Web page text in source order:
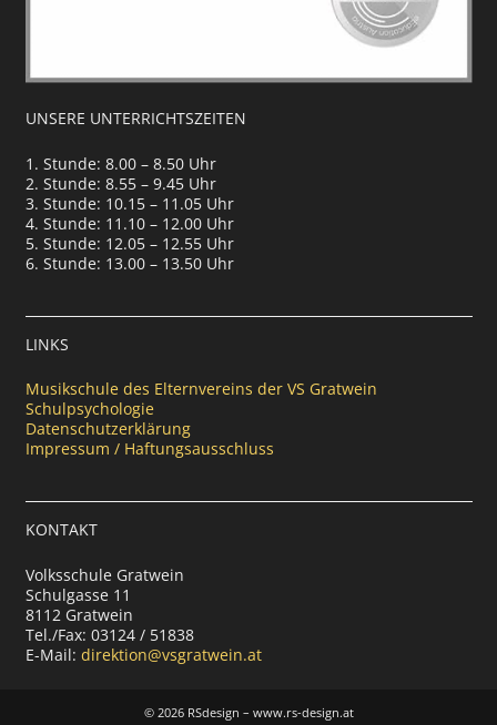
UNSERE UNTERRICHTSZEITEN
1. Stunde: 8.00 – 8.50 Uhr
2. Stunde: 8.55 – 9.45 Uhr
3. Stunde: 10.15 – 11.05 Uhr
4. Stunde: 11.10 – 12.00 Uhr
5. Stunde: 12.05 – 12.55 Uhr
6. Stunde: 13.00 – 13.50 Uhr
LINKS
Musikschule des Elternvereins der VS Gratwein
Schulpsychologie
Datenschutzerklärung
Impressum / Haftungsausschluss
KONTAKT
Volksschule Gratwein
Schulgasse 11
8112 Gratwein
Tel./Fax: 03124 / 51838
E-Mail: direktion@vsgratwein.at
© 2026 RSdesign – www.rs-design.at